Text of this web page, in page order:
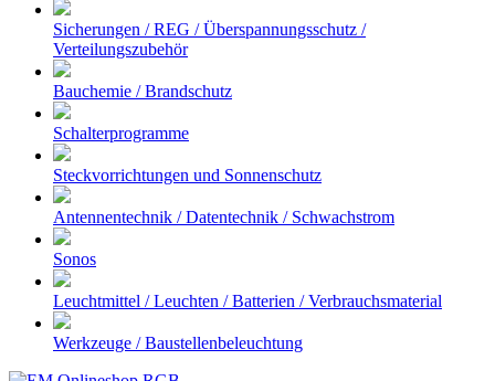
Sicherungen / REG / Überspannungsschutz /
Verteilungszubehör
Bauchemie / Brandschutz
Schalterprogramme
Steckvorrichtungen und Sonnenschutz
Antennentechnik / Datentechnik / Schwachstrom
Sonos
Leuchtmittel / Leuchten / Batterien / Verbrauchsmaterial
Werkzeuge / Baustellenbeleuchtung